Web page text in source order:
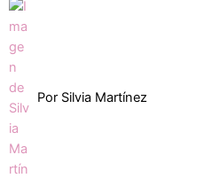
Por Silvia Martínez